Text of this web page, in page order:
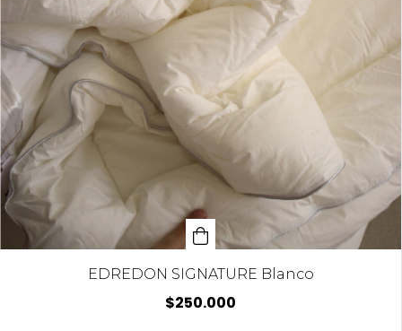
EDREDON SIGNATURE Blanco
$250.000